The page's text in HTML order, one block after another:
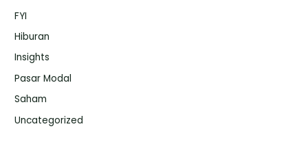
FYI
Hiburan
Insights
Pasar Modal
Saham
Uncategorized